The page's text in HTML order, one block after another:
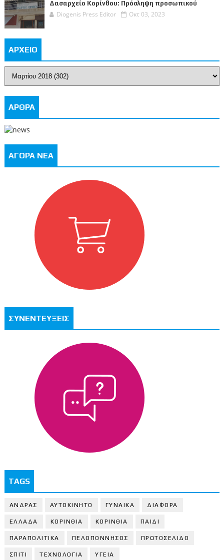
Δασαρχείο Κορίνθου: Πρόσληψη προσωπικού
Diogenis Press Editor Οκτ 03, 2023
ΑΡΧΕΙΟ
ΑΡΘΡΑ
ΑΓΟΡΑ ΝΕΑ
ΣΥΝΕΝΤΕΥΞΕΙΣ
TAGS
ΑΝΔΡΑΣ ΑΥΤΟΚΙΝΗΤΟ ΓΥΝΑΙΚΑ ΔΙΑΦΟΡΑ
ΕΛΛΑΔΑ ΚΟΡΙΝΘΙΑ ΚΟΡΙΝΘΙA ΠΑΙΔΙ
ΠΑΡΑΠΟΛΙΤΙΚΑ ΠΕΛΟΠΟΝΝΗΣΟΣ ΠΡΩΤΟΣΕΛΙΔΟ
ΣΠΙΤΙ ΤΕΧΝΟΛΟΓΙΑ ΥΓΕΙΑ